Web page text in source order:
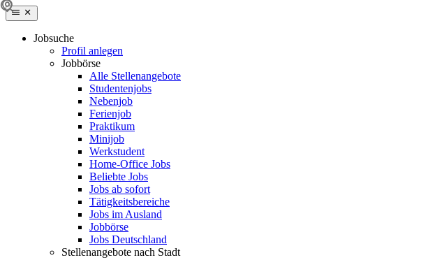
Jobsuche
Profil anlegen
Jobbörse
Alle Stellenangebote
Studentenjobs
Nebenjob
Ferienjob
Praktikum
Minijob
Werkstudent
Home-Office Jobs
Beliebte Jobs
Jobs ab sofort
Tätigkeitsbereiche
Jobs im Ausland
Jobbörse
Jobs Deutschland
Stellenangebote nach Stadt